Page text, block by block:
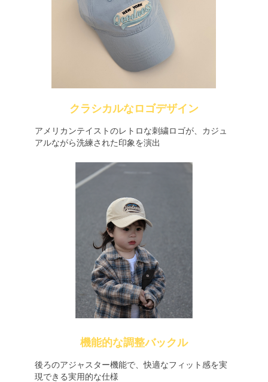
クラシカルなロゴデザイン
アメリカンテイストのレトロな刺繍ロゴが、カジュ
アルながら洗練された印象を演出
機能的な調整バックル
後ろのアジャスター機能で、快適なフィット感を実
現できる実用的な仕様